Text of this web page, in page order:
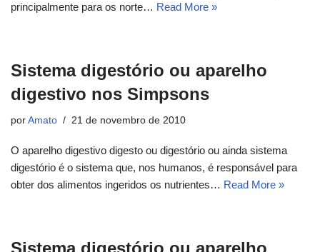
principalmente para os norte… Read More »
Sistema digestório ou aparelho
digestivo nos Simpsons
por Amato 21 de novembro de 2010
O aparelho digestivo digesto ou digestório ou ainda sistema
digestório é o sistema que, nos humanos, é responsável para
obter dos alimentos ingeridos os nutrientes… Read More »